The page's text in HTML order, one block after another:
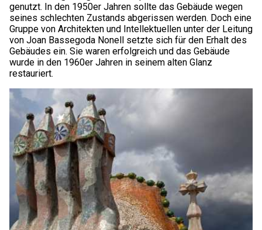
genutzt. In den 1950er Jahren sollte das Gebäude wegen
seines schlechten Zustands abgerissen werden. Doch eine
Gruppe von Architekten und Intellektuellen unter der Leitung
von Joan Bassegoda Nonell setzte sich für den Erhalt des
Gebäudes ein. Sie waren erfolgreich und das Gebäude
wurde in den 1960er Jahren in seinem alten Glanz
restauriert.